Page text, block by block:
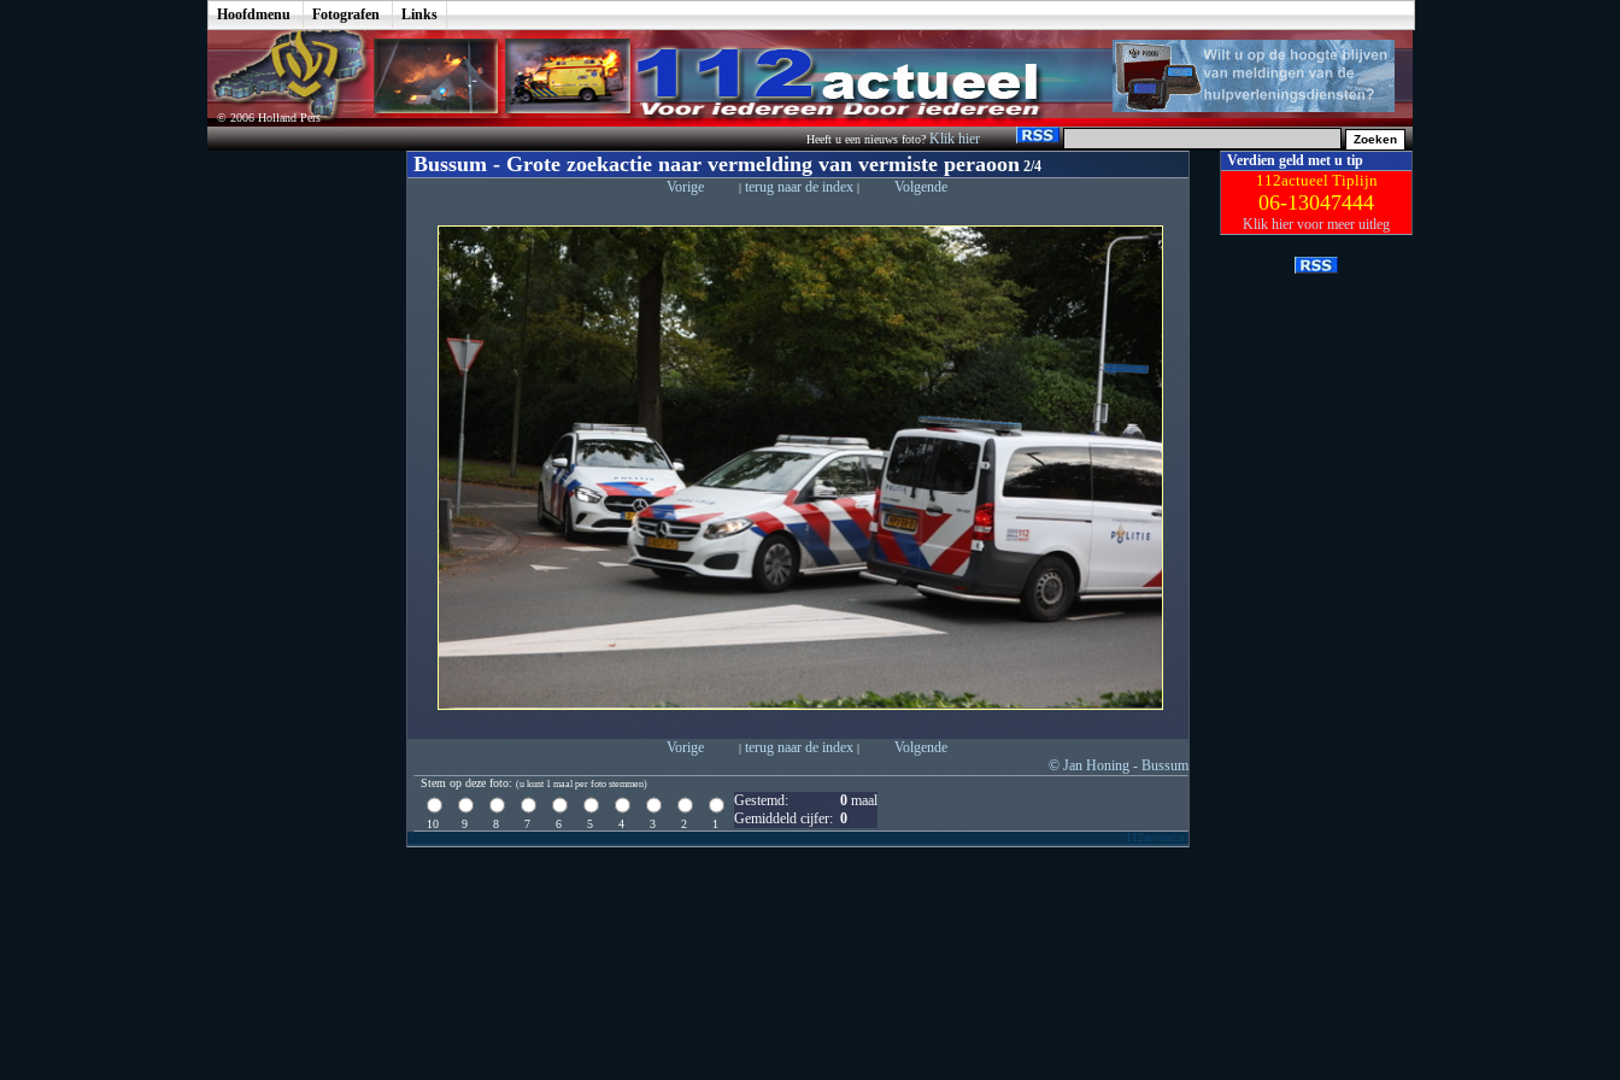
Hoofdmenu Fotografen Links
© 2006 Holland Pers
Heeft u een nieuws foto?Klik hier
Bussum - Grote zoekactie naar vermelding van vermiste peraoon2/4
Vorige
| terug naar de index | Volgende
Vorige | terug naar de index |
Volgende
© Jan Honing - Bussum
Stem op deze foto: (u kunt 1 maal per foto stemmen)
10 9 8 7 6 5 4 3 2 1
Gestemd: 0maal
Gemiddeld cijfer: 0
112actueel.nl
Verdien geld met u tip
112actueel Tiplijn
06-13047444
Klik hier voor meer uitleg